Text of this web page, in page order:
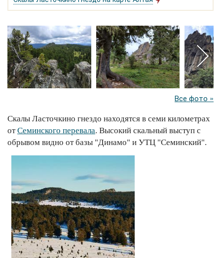
Все фото »
Скалы Ласточкино гнездо находятся в семи километрах
отСеминского перевала. Высокий скальный выступ с
обрывом видно от базы "Динамо" и УТЦ "Семинский".